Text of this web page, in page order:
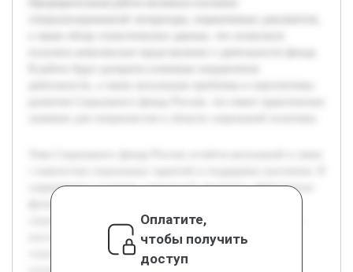
современных условиях социальной динамики эффективное
функционирование фонда способствует стабильности
социальной системы и защите наиболее уязвимых групп
населения. Цель работы — детально изучить понятие
социального фонда, его структуру, а также определить
Оплатите,
чтобы получить
доступ